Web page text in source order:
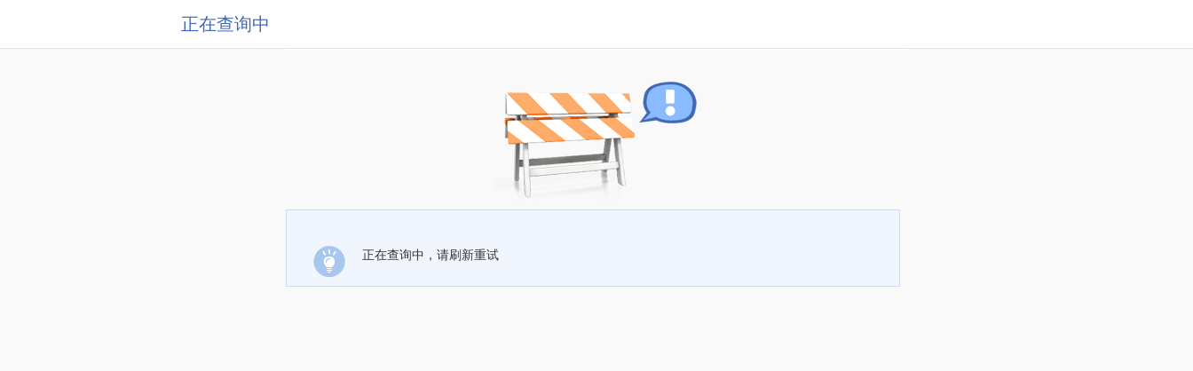
正在查询中
正在查询中，请刷新重试